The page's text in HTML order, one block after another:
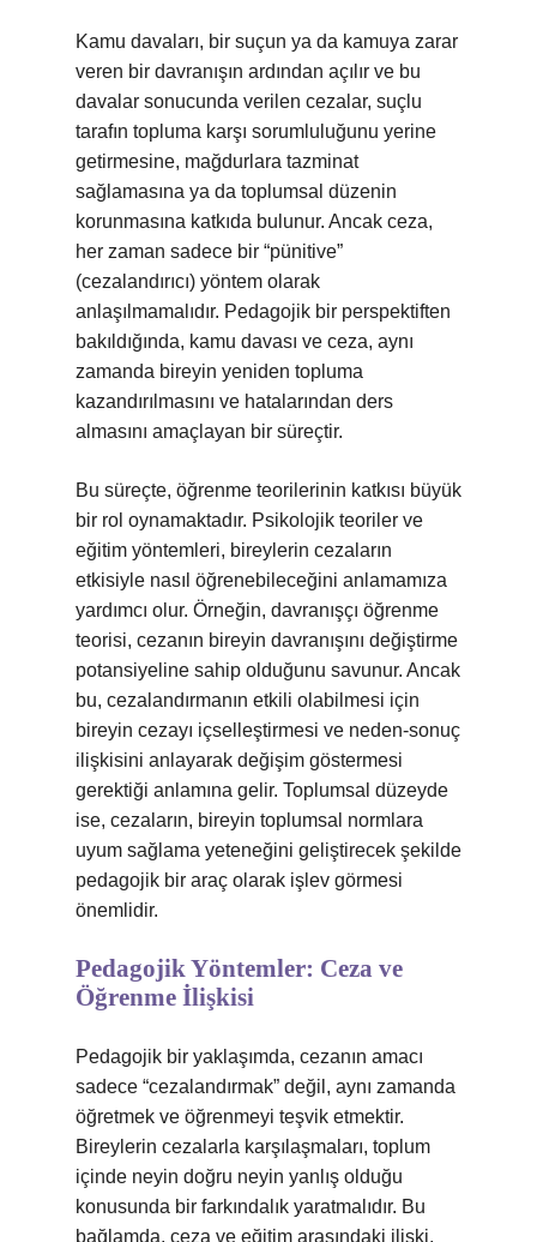
Kamu davaları, bir suçun ya da kamuya zarar
veren bir davranışın ardından açılır ve bu
davalar sonucunda verilen cezalar, suçlu
tarafın topluma karşı sorumluluğunu yerine
getirmesine, mağdurlara tazminat
sağlamasına ya da toplumsal düzenin
korunmasına katkıda bulunur. Ancak ceza,
her zaman sadece bir “pünitive”
(cezalandırıcı) yöntem olarak
anlaşılmamalıdır. Pedagojik bir perspektiften
bakıldığında, kamu davası ve ceza, aynı
zamanda bireyin yeniden topluma
kazandırılmasını ve hatalarından ders
almasını amaçlayan bir süreçtir.
Bu süreçte, öğrenme teorilerinin katkısı büyük
bir rol oynamaktadır. Psikolojik teoriler ve
eğitim yöntemleri, bireylerin cezaların
etkisiyle nasıl öğrenebileceğini anlamamıza
yardımcı olur. Örneğin, davranışçı öğrenme
teorisi, cezanın bireyin davranışını değiştirme
potansiyeline sahip olduğunu savunur. Ancak
bu, cezalandırmanın etkili olabilmesi için
bireyin cezayı içselleştirmesi ve neden-sonuç
ilişkisini anlayarak değişim göstermesi
gerektiği anlamına gelir. Toplumsal düzeyde
ise, cezaların, bireyin toplumsal normlara
uyum sağlama yeteneğini geliştirecek şekilde
pedagojik bir araç olarak işlev görmesi
önemlidir.
Pedagojik Yöntemler: Ceza ve
Öğrenme İlişkisi
Pedagojik bir yaklaşımda, cezanın amacı
sadece “cezalandırmak” değil, aynı zamanda
öğretmek ve öğrenmeyi teşvik etmektir.
Bireylerin cezalarla karşılaşmaları, toplum
içinde neyin doğru neyin yanlış olduğu
konusunda bir farkındalık yaratmalıdır. Bu
bağlamda, ceza ve eğitim arasındaki ilişki,